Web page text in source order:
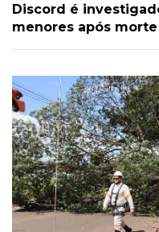
Discord é
menores após